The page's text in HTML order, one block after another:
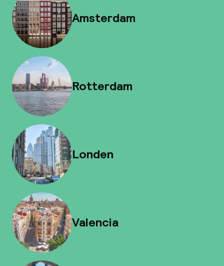
Amsterdam
Rotterdam
Londen
Valencia